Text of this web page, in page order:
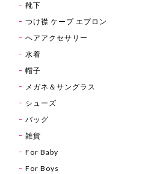
靴下
つけ襟 ケープ エプロン
ヘアアクセサリー
水着
帽子
メガネ＆サングラス
シューズ
バッグ
雑貨
For Baby
For Boys